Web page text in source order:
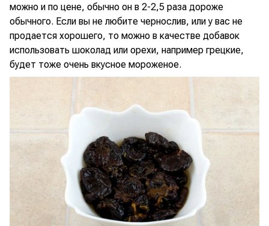
можно и по цене, обычно он в 2-2,5 раза дороже
обычного. Если вы не любите чернослив, или у вас не
продается хорошего, то можно в качестве добавок
использовать шоколад или орехи, например грецкие,
будет тоже очень вкусное мороженое.